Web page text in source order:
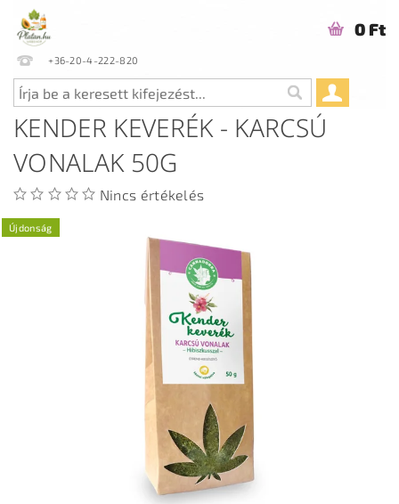
+36-20-4-222-820
0 Ft
KENDER KEVERÉK - KARCSÚ
VONALAK 50G
Nincs értékelés
Újdonság